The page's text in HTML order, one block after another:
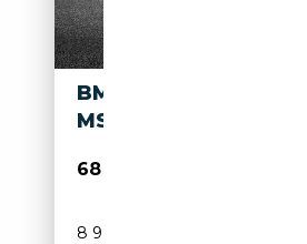
BMW X3 M XDRIVE30E
MSPORT PRO
68 950€
8 999 km